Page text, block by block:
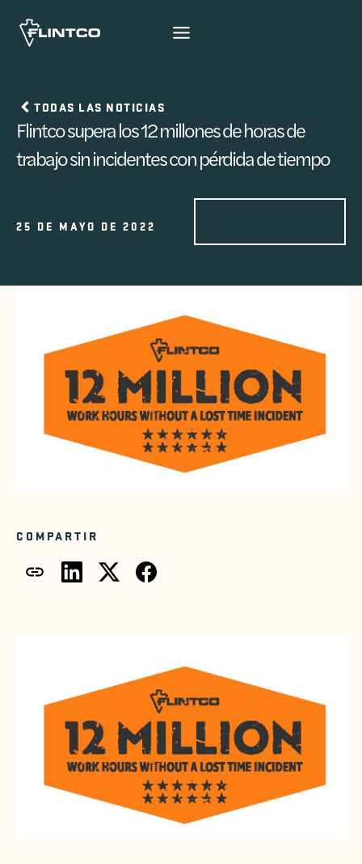
TODAS LAS NOTICIAS
Flintco supera los 12 millones de horas de
trabajo sin incidentes con pérdida de tiempo
25 DE MAYO DE 2022
COMPARTIR